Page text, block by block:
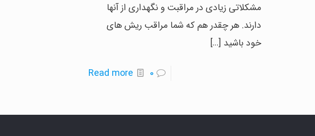
مشکلاتی زیادی در مراقبت و نگهداری از آنها
دارند. هر چقدر هم که شما مراقب ریش های
خود باشید […]
0
Read more
-
خارش